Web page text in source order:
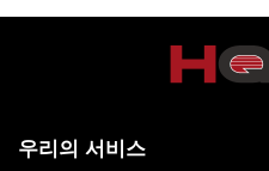
우리의 서비스